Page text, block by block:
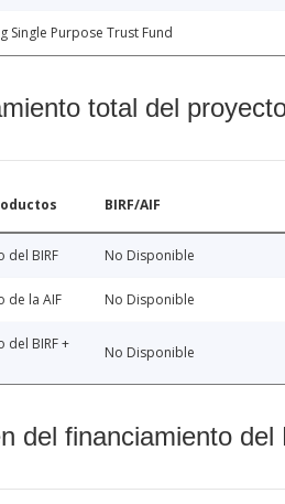
Single Purpose Trust Fund
total del
BIRF/AIF
del BIRF No Disponible
de la AIF No Disponible
del BIRF +
No Disponible
del financiamiento